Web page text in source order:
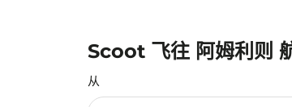
Scoot 飞往 阿姆利则
从